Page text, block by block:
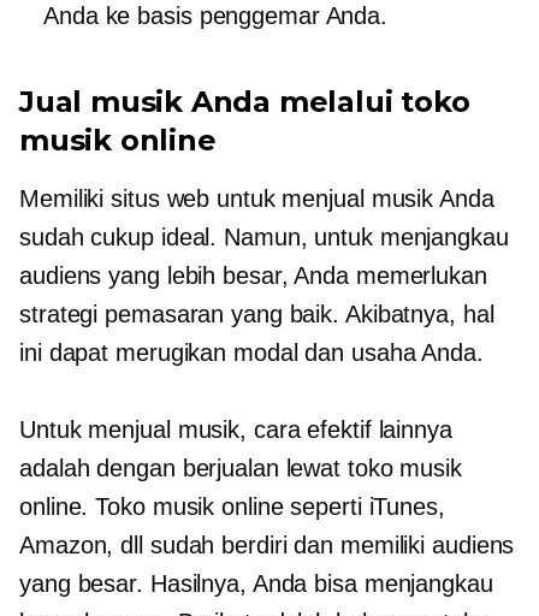
Anda ke basis penggemar Anda.
Jual musik Anda melalui toko
musik online
Memiliki situs web untuk menjual musik Anda
sudah cukup ideal. Namun, untuk menjangkau
audiens yang lebih besar, Anda memerlukan
strategi pemasaran yang baik. Akibatnya, hal
ini dapat merugikan modal dan usaha Anda.
Untuk menjual musik, cara efektif lainnya
adalah dengan berjualan lewat toko musik
online. Toko musik online seperti iTunes,
Amazon, dll sudah berdiri dan memiliki audiens
yang besar. Hasilnya, Anda bisa menjangkau